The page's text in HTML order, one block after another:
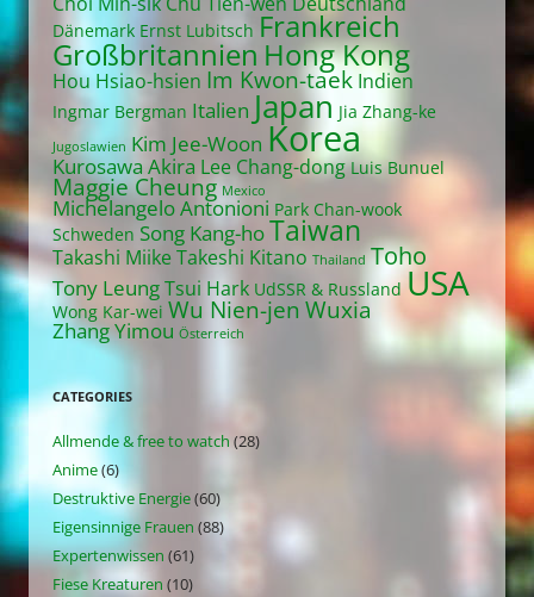
Dänemark Ernst Lubitsch Frankreich
Großbritannien Hong Kong
Hou Hsiao-hsien Im Kwon-taek Indien
Ingmar Bergman Italien Japan Jia Zhang-ke
Jugoslawien Kim Jee-Woon Korea
Kurosawa Akira Lee Chang-dong Luis Bunuel
Maggie Cheung Mexico
Michelangelo Antonioni Park Chan-wook
Schweden Song Kang-hoTaiwan
Takashi MiikeTakeshi Kitano Thailand Toho
Tony LeungTsui Hark UdSSR & Russland USA
Wong Kar-wei Wu Nien-jen Wuxia
Zhang Yimou Österreich
CATEGORIES
Allmende & free to watch (28)
Anime(6)
Destruktive Energie(60)
Eigensinnige Frauen (88)
Expertenwissen (61)
Fiese Kreaturen (10)